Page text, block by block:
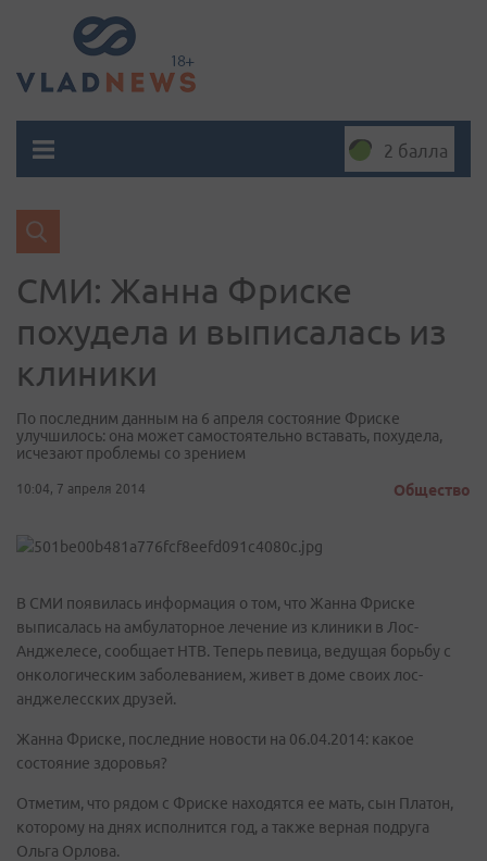
2 балла
СМИ: Жанна Фриске
похудела и выписалась из
клиники
По последним данным на 6 апреля состояние Фриске
улучшилось: она может самостоятельно вставать, похудела,
исчезают проблемы со зрением
10:04, 7 апреля 2014 Общество
В СМИ появилась информация о том, что Жанна Фриске
выписалась на амбулаторное лечение из клиники в Лос-
Анджелесе, сообщает НТВ. Теперь певица, ведущая борьбу с
онкологическим заболеванием, живет в доме своих лос-
анджелесских друзей.
Жанна Фриске, последние новости на 06.04.2014: какое
состояние здоровья?
Отметим, что рядом с Фриске находятся ее мать, сын Платон,
которому на днях исполнится год, а также верная подруга
Ольга Орлова.